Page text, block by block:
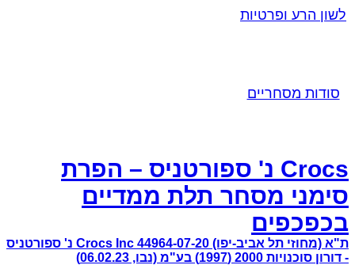
לשון הרע ופרטיות
סודות מסחריים
Crocs נ' ספורטניס – הפרת
סימני מסחר תלת ממדיים
בכפכפים
ת"א (מחוזי תל אביב-יפו) 44964-07-20 Crocs Inc נ' ספורטניס
- דורון סוכנויות 2000 (1997) בע"מ (נבו, 06.02.23)